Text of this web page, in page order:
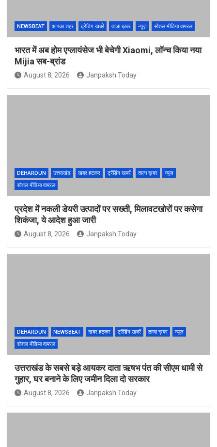
NEWSBEAT आपका शहर ट्रेंडिंग खबरें ताज़ा ख़बर न्यूज़ सोशल मीडिया वायरल
भारत में अब होम एप्लायंसेज भी बेचेगी Xiaomi, लॉन्च किया नया
Mijia सब-ब्रांड
August 8, 2026 Janpaksh Today
DEHARDUN उत्तराखंड खबर हटकर ट्रेंडिंग खबरें ताज़ा ख़बर
न्यूज़
सोशल मीडिया वायरल
प्रदेश में नकली डेयरी उत्पादों पर सख्ती, मिलावटखोरों पर कसेगा
शिकंजा, ये आदेश हुआ जारी
August 8, 2026 Janpaksh Today
DEHARDUN NEWSBEAT खबर हटकर ट्रेंडिंग खबरें ताज़ा ख़बर
न्यूज़
सोशल मीडिया वायरल
उत्तराखंड के सबसे बड़े आयकर दाता ऋषभ पंत की सीएम धामी से
गुहार, घर बनाने के लिए जमीन दिला दो सरकार
August 8, 2026 Janpaksh Today